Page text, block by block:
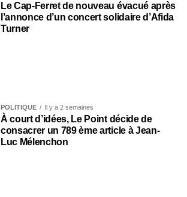
Le Cap-Ferret de nouveau évacué après
l’annonce d’un concert solidaire d’Afida
Turner
POLITIQUE Il y a 2 semaines
À court d’idées, Le Point décide de
consacrer un 789 ème article à Jean-
Luc Mélenchon